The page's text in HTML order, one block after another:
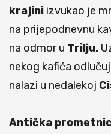
krajini izvukao je
na prijepodnevnu
na odmor u Trilju.
nekog kafića
nalazi u nedalekoj
Antička